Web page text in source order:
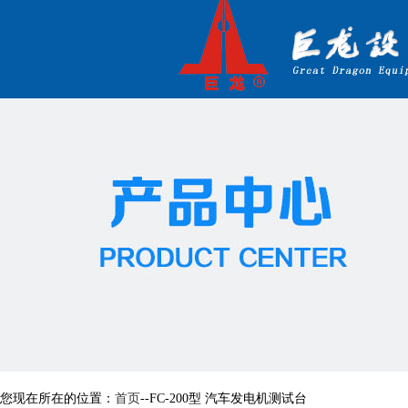
您现在所在的位置： 首页--FC-200型 汽车发电机测试台